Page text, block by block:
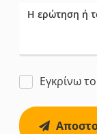
Εγκρίνω